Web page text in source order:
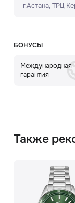
г.Астана, ТРЦ
БОНУСЫ
Международная
гарантия
Также